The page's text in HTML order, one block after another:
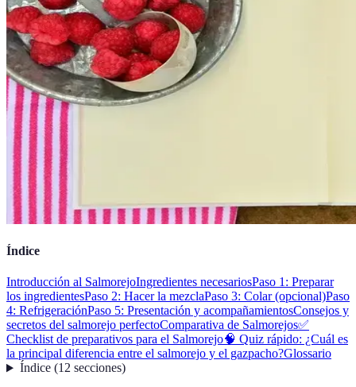
Índice
Introducción al SalmorejoIngredientes necesariosPaso 1: Preparar
los ingredientesPaso 2: Hacer la mezclaPaso 3: Colar (opcional)Paso
4: RefrigeraciónPaso 5: Presentación y acompañamientosConsejos y
secretos del salmorejo perfectoComparativa de Salmorejos✅
Checklist de preparativos para el Salmorejo🧠 Quiz rápido: ¿Cuál es
la principal diferencia entre el salmorejo y el gazpacho?Glossario
Índice(12 secciones)